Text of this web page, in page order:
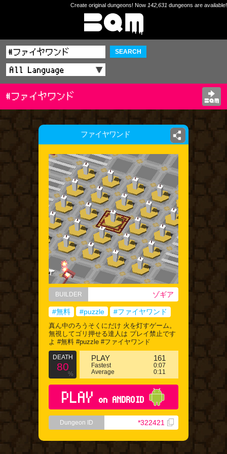
Create original dungeons! Now 142,631 dungeons are available!
SEARCH
#ファイヤワンド
ファイヤワンド
BUILDER ゾギア
#無料 #puzzle #ファイヤワンド
真ん中のろうそくにだけ 火を灯すゲーム。
無視してゴリ押せる達人は プレイ禁止です
よ #無料 #puzzle #ファイヤワンド
DEATH
80
%
PLAY 161
Fastest
0:07
Average
0:11
PLAY on ANDROID
Dungeon ID *322421